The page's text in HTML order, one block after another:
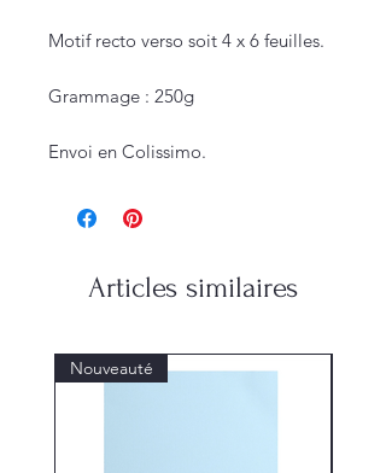
Motif recto verso soit 4 x 6 feuilles.
Grammage : 250g
Envoi en Colissimo.
Articles similaires
Nouveauté